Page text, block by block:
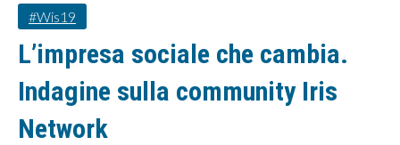
#wis19
L’impresa sociale che cambia.
Indagine sulla community Iris
Network